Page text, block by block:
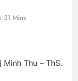
31 Mins
Thu – ThS.